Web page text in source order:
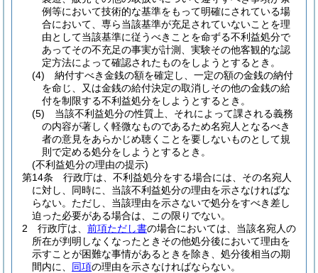
例等において技術的な基準をもって明確にされている場
合において、専ら当該基準が充足されていないことを理
由として当該基準に従うべきことを命ずる不利益処分で
あってその不充足の事実が計測、実験その他客観的な認
定方法によって確認されたものをしようとするとき。
(4)
納付すべき金銭の額を確定し、一定の額の金銭の納付
を命じ、又は金銭の給付決定の取消しその他の金銭の給
付を制限する不利益処分をしようとするとき。
(5)
当該不利益処分の性質上、それによって課される義務
の内容が著しく軽微なものであるため名宛人となるべき
者の意見をあらかじめ聴くことを要しないものとして規
則で定める処分をしようとするとき。
(不利益処分の理由の提示)
第14条
行政庁は、不利益処分をする場合には、その名宛人
に対し、同時に、当該不利益処分の理由を示さなければな
らない。 ただし、当該理由を示さないで処分をすべき差し
迫った必要がある場合は、この限りでない。
2
行政庁は、 前項ただし書の場合においては、当該名宛人の
所在が判明しなくなったときその他処分後において理由を
示すことが困難な事情があるときを除き、処分後相当の期
間内に、 同項の理由を示さなければならない。